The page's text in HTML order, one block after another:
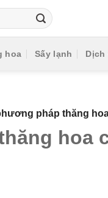
hoa Sấy lạnh Dịch
pháp thăng
hoa